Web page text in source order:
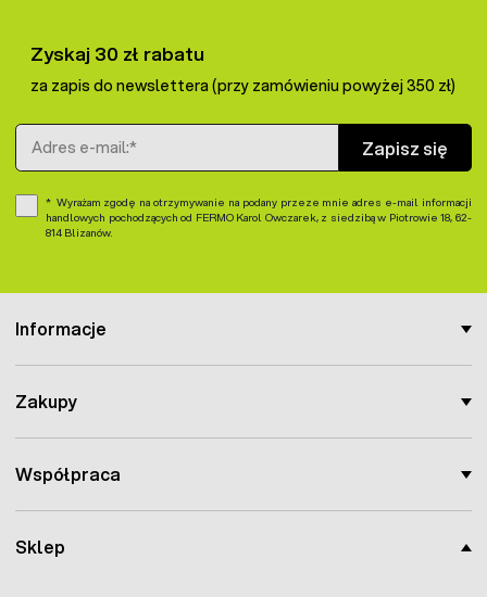
Sklep
Informacje
Zakupy
Współpraca
Zyskaj 30 zł rabatu
za zapis do newslettera (przy zamówieniu powyżej 350 zł)
Adres e-mail
Zapisz się
Wyrażam zgodę na otrzymywanie na podany przeze mnie adres e-mail informacji
handlowych pochodzących od FERMO Karol Owczarek, z siedzibą w Piotrowie 18, 62-
814 Blizanów.